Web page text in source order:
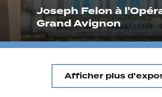
Joseph Felon à
Grand Avignon
Afficher plus